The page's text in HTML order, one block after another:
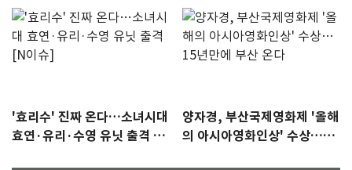
'효리수' 진짜 온다…소녀시대
효연·유리·수영 유닛 출격 [N
양자경, 부산국제영화제 '올해
의 아시아영화인상' 수상…15